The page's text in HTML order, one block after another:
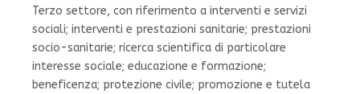
Terzo settore, con riferimento a interventi e servizi
sociali; interventi e prestazioni sanitarie; prestazioni
socio-sanitarie; ricerca scientifica di particolare
interesse sociale; educazione e formazione;
beneficenza; protezione civile; promozione e tutela